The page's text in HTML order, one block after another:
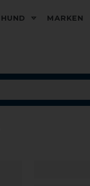
HUND MARKEN